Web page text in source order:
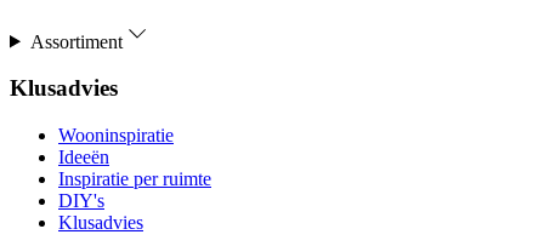
Assortiment
Klusadvies
Wooninspiratie
Ideeën
Inspiratie per ruimte
DIY's
Klusadvies